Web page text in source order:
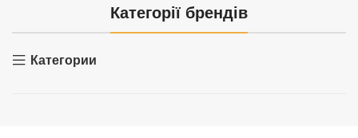
Категорії брендів
Категории